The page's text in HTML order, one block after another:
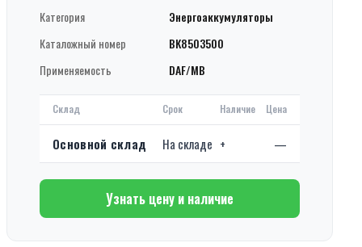
Категория
Энергоаккумуляторы
Каталожный номер
BK8503500
Применяемость
DAF/MB
Склад Срок Наличие Цена
Основной склад На складе + —
Узнать цену и наличие